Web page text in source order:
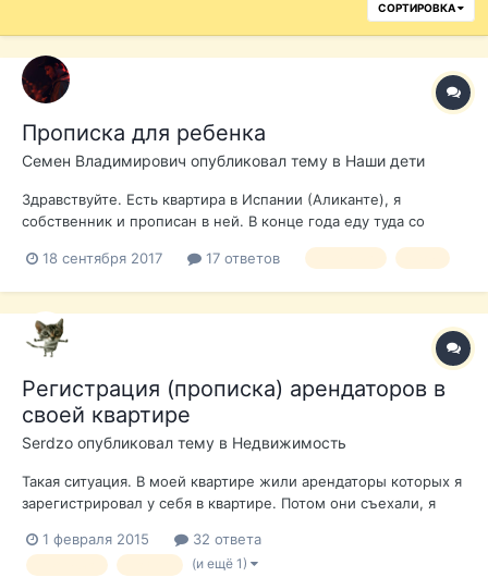
СОРТИРОВКА
Прописка для ребенка
Семен Владимирович опубликовал тему в Наши дети
Здравствуйте. Есть квартира в Испании (Аликанте), я
собственник и прописан в ней. В конце года еду туда со
Вопрос: У девушки есть сын, 8 лет (от прошлого брака),
если у него, например,...
18 сентября 2017 17 ответов
Регистрация (прописка) арендаторов в
своей квартире
Serdzo опубликовал тему в Недвижимость
Такая ситуация. В моей квартире жили арендаторы которых я
зарегистрировал у себя в квартире. Потом они съехали, я
своей квартиры. В аютаменто сказали, что не могут этого
сделать без Certificado Conviencia который нужно получить в
1 февраля 2015 32 ответа
(и ещё 1)